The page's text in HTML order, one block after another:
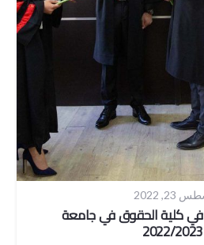
23, 2022
في كلية الحقوق في جامعة